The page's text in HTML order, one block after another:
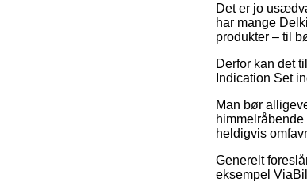
Det er jo
har mange
produkter – til
Derfor kan det
Indication Set
Man bør
heldigvis
Generelt
eksempel